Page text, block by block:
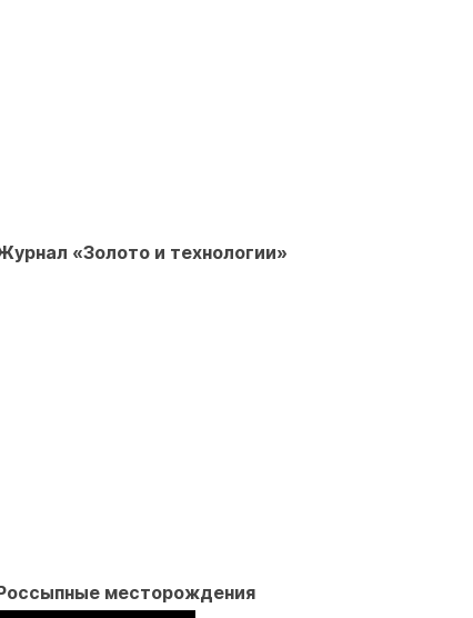
«Золото и технологии»
месторождения